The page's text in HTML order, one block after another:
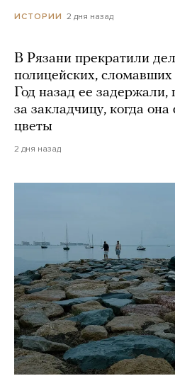
ИСТОРИИ 2 дня назад
В Рязани прекратили
полицейских, сломавших
Год назад ее задержали,
за закладчицу, когда
цветы
2 дня назад